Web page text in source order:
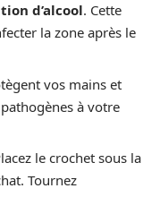
d’alcool. Cette
la zone après le
vos mains et
à votre
le crochet sous la
Tournez